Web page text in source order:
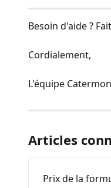
Besoin d'aide ?
Cordialement,
L'équipe
Articles
Prix de la